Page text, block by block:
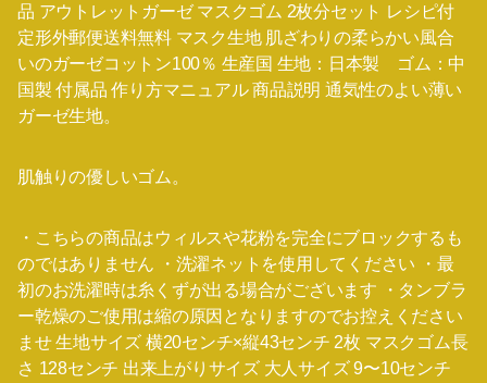
品 アウトレットガーゼ マスクゴム 2枚分セット レシピ付
定形外郵便送料無料 マスク生地 肌ざわりの柔らかい風合
いのガーゼコットン100％ 生産国 生地：日本製 ゴム：中
国製 付属品 作り方マニュアル 商品説明 通気性のよい薄い
ガーゼ生地。
肌触りの優しいゴム。
・こちらの商品はウィルスや花粉を完全にブロックするも
のではありません ・洗濯ネットを使用してください ・最
初のお洗濯時は糸くずが出る場合がございます ・タンブラ
ー乾燥のご使用は縮の原因となりますのでお控えください
ませ 生地サイズ 横20センチ×縦43センチ 2枚 マスクゴム長
さ 128センチ 出来上がりサイズ 大人サイズ 9〜10センチ